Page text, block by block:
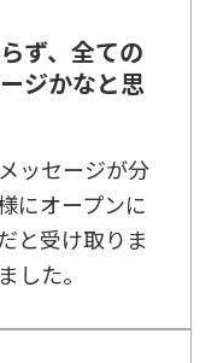
ず、全ての
ジかなと思
ッセージが分
にオープンに
と受け取りま
した。